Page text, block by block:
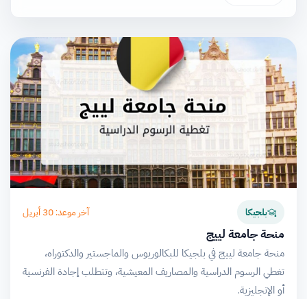
بلجيكا آخر موعد: 30 أبريل
منحة جامعة لييج
منحة جامعة لييج في بلجيكا للبكالوريوس والماجستير والدكتوراه،
تغطي الرسوم الدراسية والمصاريف المعيشية، وتتطلب إجادة الفرنسية
أو الإنجليزية.